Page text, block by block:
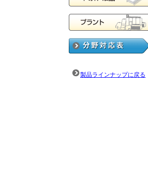
製品ラインナップに戻る